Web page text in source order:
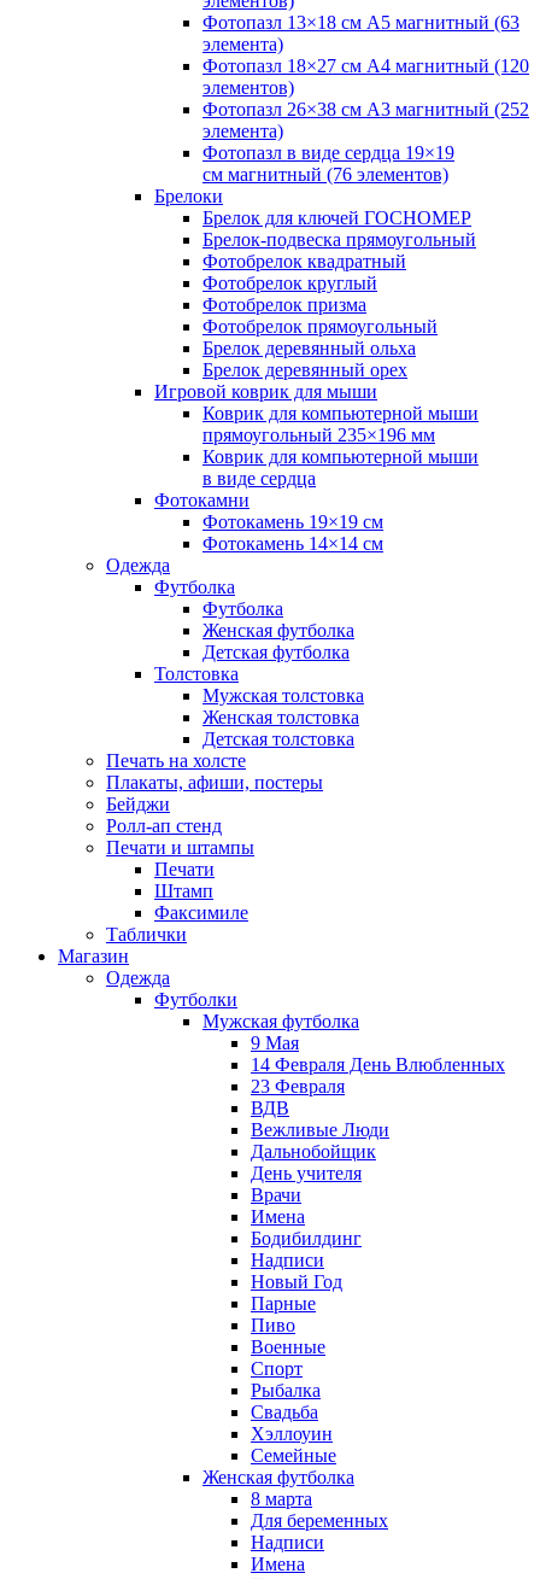
Фотопазл 13×18 см А5 магнитный (63
элемента)
Фотопазл 18×27 см А4 магнитный (120
элементов)
Фотопазл 26×38 см А3 магнитный (252
элемента)
Фотопазл в виде сердца 19×19
см магнитный (76 элементов)
Брелоки
Брелок для ключей ГОСНОМЕР
Брелок-подвеска прямоугольный
Фотобрелок квадратный
Фотобрелок круглый
Фотобрелок призма
Фотобрелок прямоугольный
Брелок деревянный ольха
Брелок деревянный орех
Игровой коврик для мыши
Коврик для компьютерной мыши
прямоугольный 235×196 мм
Коврик для компьютерной мыши
в виде сердца
Фотокамни
Фотокамень 19×19 см
Фотокамень 14×14 см
Одежда
Футболка
Футболка
Женская футболка
Детская футболка
Толстовка
Мужская толстовка
Женская толстовка
Детская толстовка
Печать на холсте
Плакаты, афиши, постеры
Бейджи
Ролл-ап стенд
Печати и штампы
Печати
Штамп
Факсимиле
Таблички
Магазин
Одежда
Футболки
Мужская футболка
9 Мая
14 Февраля День Влюбленных
23 Февраля
ВДВ
Вежливые Люди
Дальнобойщик
День учителя
Врачи
Имена
Бодибилдинг
Надписи
Новый Год
Парные
Пиво
Военные
Спорт
Рыбалка
Свадьба
Хэллоуин
Семейные
Женская футболка
8 марта
Для беременных
Надписи
Имена